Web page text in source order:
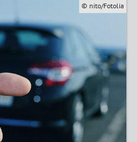
© nito/Fotolia